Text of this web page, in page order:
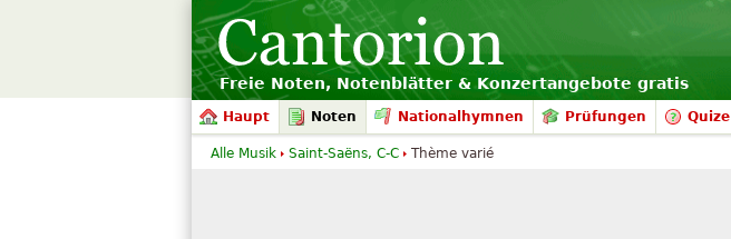
Freie Noten, Notenblätter & Konzertangebote gratis
Haupt Noten Nationalhymnen Prüfungen Quize
Alle Musik Saint-Saëns, C-C Thème varié